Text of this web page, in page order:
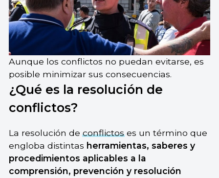
Aunque los conflictos no puedan evitarse, es
posible minimizar sus consecuencias.
¿Qué es la resolución de
conflictos?
La resolución deconflictoses un término que
engloba distintas herramientas, saberes y
procedimientos aplicables a la
comprensión, prevención y resolución